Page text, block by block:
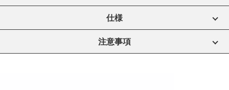
仕様
注意事項